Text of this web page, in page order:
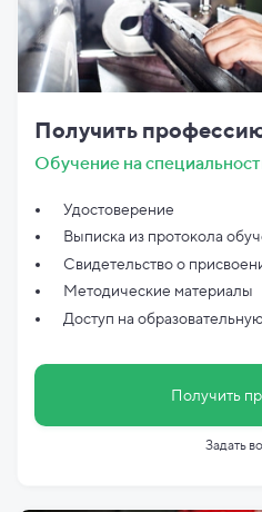
Получить
Обучение на
Удостоверение
Выписка из протокола
Свидетельство о
Методические материалы
Доступ на
Получить
Задать